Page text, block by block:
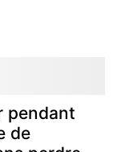
pendant
de